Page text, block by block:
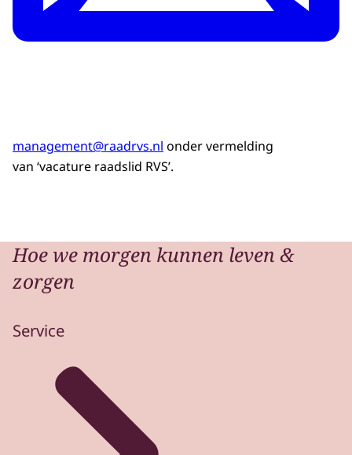
management@raadrvs.nl onder vermelding
van ‘vacature raadslid RVS’.
Hoe we morgen kunnen leven &
zorgen
Service